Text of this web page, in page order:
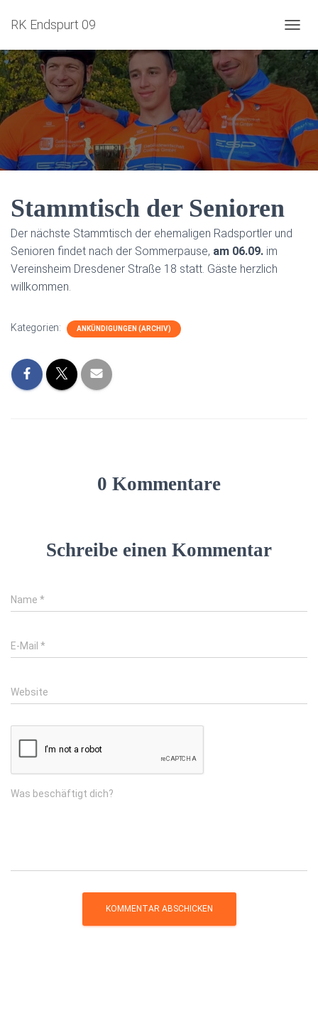
RK Endspurt 09
Stammtisch der Senioren
Der nächste Stammtisch der ehemaligen Radsportler und
Senioren findet nach der Sommerpause, am 06.09. im
Vereinsheim Dresdener Straße 18 statt. Gäste herzlich
willkommen.
Kategorien: ANKÜNDIGUNGEN (ARCHIV)
0 Kommentare
Schreibe einen Kommentar
Name *
E-Mail *
Website
Was beschäftigt dich?